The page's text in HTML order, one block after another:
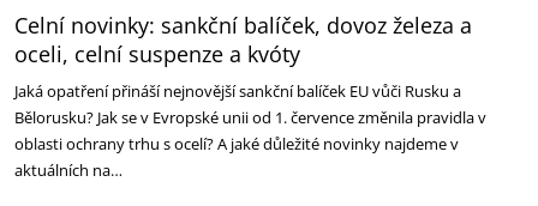
Celní novinky: sankční balíček, dovoz železa a
oceli, celní suspenze a kvóty
Jaká opatření přináší nejnovější sankční balíček EU vůči Rusku a
Bělorusku? Jak se v Evropské unii od 1. července změnila pravidla v
oblasti ochrany trhu s ocelí? A jaké důležité novinky najdeme v
aktuálních na…